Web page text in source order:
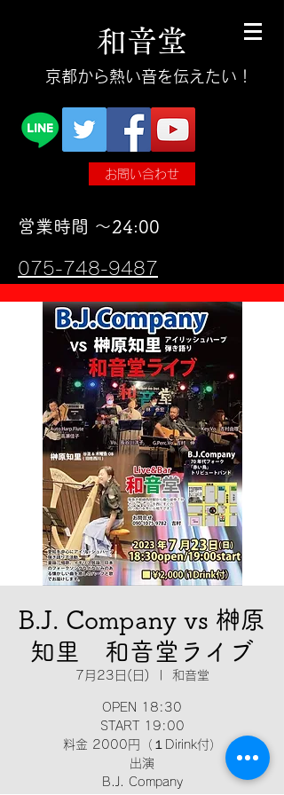
和音堂
​京都から熱い音を伝えたい！
お問い合わせ
​営業時間 〜24:00
075-748-9487
B.J. Company vs 榊原
知里 和音堂ライブ
7月23日(日) 和音堂
OPEN 18:30
START 19:00
料金 2000円（１Dirink付）
出演
B.J. Company